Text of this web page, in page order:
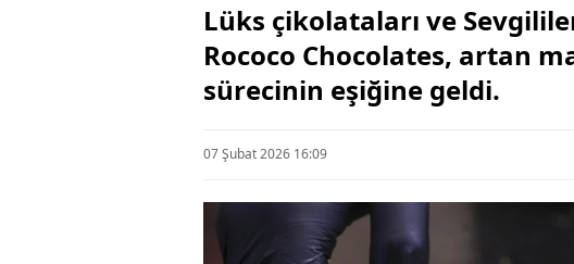
Lüks çikolataları ve
Rococo Chocolates, artan
sürecinin eşiğine geldi.
07 Şubat 2026 16:09